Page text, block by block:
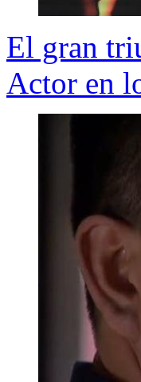
El gran
Actor en